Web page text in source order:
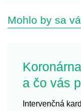
Mohlo by sa
a čo vás
Intervenčná